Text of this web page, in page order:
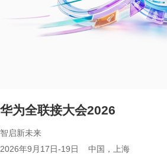
华为全联接大会2026
智启新未来
2026年9月17日-19日 中国，上海